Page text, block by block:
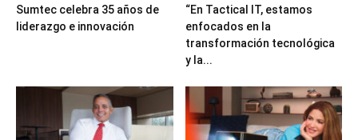
Sumtec celebra 35 años de
liderazgo e innovación
“En Tactical IT, estamos
enfocados en la
transformación tecnológica
y la...